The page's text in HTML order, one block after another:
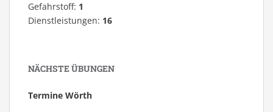
Gefahrstoff: 1
Dienstleistungen: 16
NÄCHSTE ÜBUNGEN
Termine Wörth